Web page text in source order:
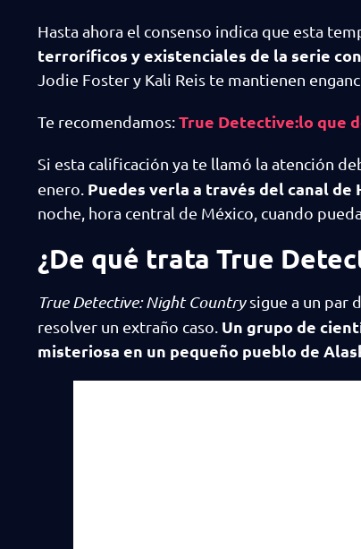
Hasta ahora el consenso indica que esta
terroríficos y existenciales de la serie
Jodie Foster y Kali Reis te mantienen
Te recomendamos:True Detective:lo que
Si esta calificación ya te llamó la atención
enero. Puedes verla a través del canal de
noche, hora central de México, cuando
¿De qué trata True
True Detective: Night Countrysigue a un par
resolver un extraño caso. Un grupo de
misteriosa en un pequeño pueblo de